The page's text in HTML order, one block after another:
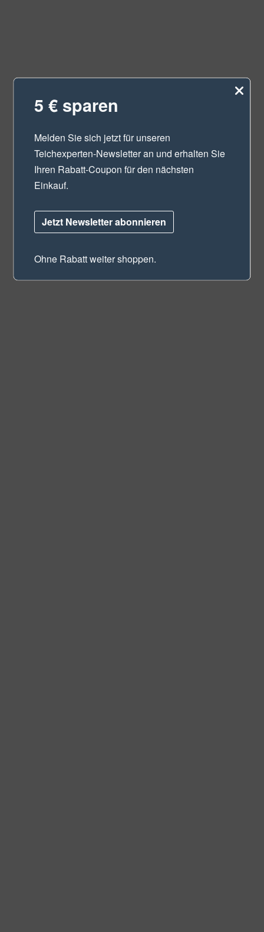
5 € sparen
Melden Sie sich jetzt für unseren
Teichexperten-Newsletteran und erhalten Sie
Ihren Rabatt-Coupon für den nächsten
Einkauf.
Jetzt Newsletter abonnieren
Ohne Rabatt weiter shoppen.